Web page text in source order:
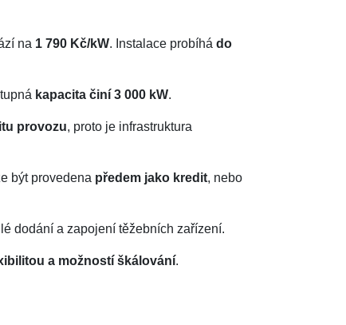
na 1 790 Kč/kW. Instalace probíhá do
kapacita činí 3 000 kW.
provozu, proto je infrastruktura
být provedena předem jako kredit, nebo
dodání a zapojení těžebních zařízení.
a možností škálování.